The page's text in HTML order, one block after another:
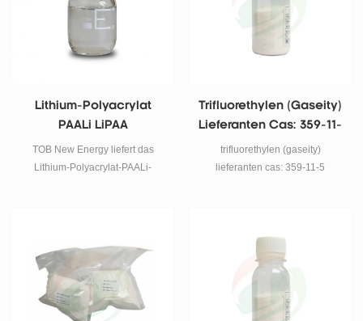
Lithium-Polyacrylat
PAALi LiPAA
Batteriebinder
TOB New Energy liefert das
Lithium-Polyacrylat-PAALi-
Bindemittelmaterialien.
Trifluorethylen (gaseity)
Lieferanten Cas: 359-11-
5
trifluorethylen (gaseity)
lieferanten cas: 359-11-5